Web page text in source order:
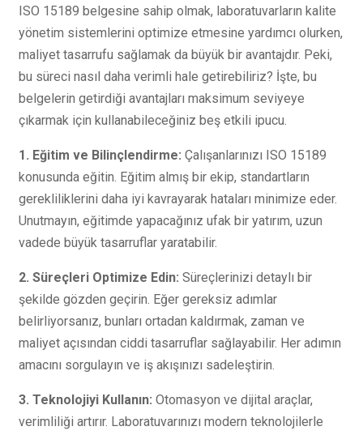
ISO 15189 belgesine sahip olmak, laboratuvarların kalite
yönetim sistemlerini optimize etmesine yardımcı olurken,
maliyet tasarrufu sağlamak da büyük bir avantajdır. Peki,
bu süreci nasıl daha verimli hale getirebiliriz? İşte, bu
belgelerin getirdiği avantajları maksimum seviyeye
çıkarmak için kullanabileceğiniz beş etkili ipucu.
1. Eğitim ve Bilinçlendirme: Çalışanlarınızı ISO 15189
konusunda eğitin. Eğitim almış bir ekip, standartların
gerekliliklerini daha iyi kavrayarak hataları minimize eder.
Unutmayın, eğitimde yapacağınız ufak bir yatırım, uzun
vadede büyük tasarruflar yaratabilir.
2. Süreçleri Optimize Edin: Süreçlerinizi detaylı bir
şekilde gözden geçirin. Eğer gereksiz adımlar
belirliyorsanız, bunları ortadan kaldırmak, zaman ve
maliyet açısından ciddi tasarruflar sağlayabilir. Her adımın
amacını sorgulayın ve iş akışınızı sadeleştirin.
3. Teknolojiyi Kullanın: Otomasyon ve dijital araçlar,
verimliliği artırır. Laboratuvarınızı modern teknolojilerle